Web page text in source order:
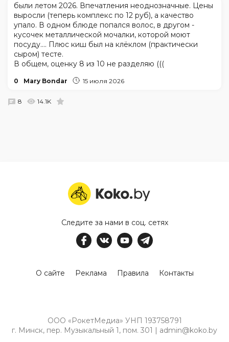
были летом 2026. Впечатления неоднозначные. Цены
выросли (теперь комплекс по 12 руб), а качество
упало. В одном блюде попался волос, в другом -
кусочек металлической мочалки, которой моют
посуду.... Плюс киш был на клёклом (практически
сыром) тесте.
В общем, оценку 8 из 10 не разделяю (((
0 Mary Bondar 15 июля 2026
8 14.1K
Следите за нами в соц. сетях
О сайте Реклама Правила Контакты
ООО «РокетМедиа» УНП 193758791
г. Минск, пер. Музыкальный 1, пом. 301 | admin@koko.by